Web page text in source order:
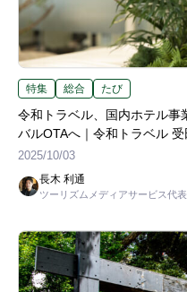
特集 総合 たび
令和トラベル、国内ホテル
バルOTAへ｜令和トラベル
2025/10/03
長木 利通
ツーリズムメディアサービス代